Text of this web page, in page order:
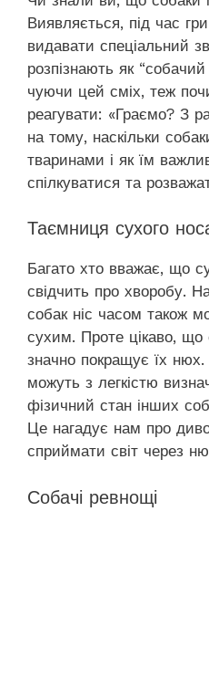
Виявляється, під час
видавати спеціальний
розпізнають як
чуючи цей сміх, теж
реагувати: «Граємо? З
на тому, наскільки
тваринами і як їм
спілкуватися та
Таємниця сухого
Багато хто вважає, що
свідчить про хворобу.
собак ніс часом також
сухим. Проте цікаво, що
значно покращує їх
можуть з легкістю
фізичний стан інших
Це нагадує нам про
сприймати світ через
Собачі ревнощі